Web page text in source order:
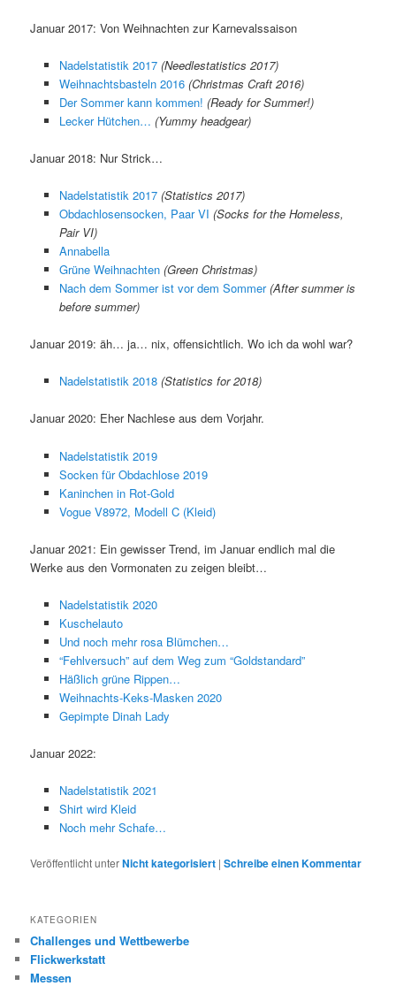
Januar 2017: Von Weihnachten zur Karnevalssaison
Nadelstatistik 2017 (Needlestatistics 2017)
Weihnachtsbasteln 2016 (Christmas Craft 2016)
Der Sommer kann kommen! (Ready for Summer!)
Lecker Hütchen… (Yummy headgear)
Januar 2018: Nur Strick…
Nadelstatistik 2017 (Statistics 2017)
Obdachlosensocken, Paar VI (Socks for the Homeless,
Pair VI)
Annabella
Grüne Weihnachten (Green Christmas)
Nach dem Sommer ist vor dem Sommer (After summer is
before summer)
Januar 2019: äh… ja… nix, offensichtlich. Wo ich da wohl war?
Nadelstatistik 2018 (Statistics for 2018)
Januar 2020: Eher Nachlese aus dem Vorjahr.
Nadelstatistik 2019
Socken für Obdachlose 2019
Kaninchen in Rot-Gold
Vogue V8972, Modell C (Kleid)
Januar 2021: Ein gewisser Trend, im Januar endlich mal die
Werke aus den Vormonaten zu zeigen bleibt…
Nadelstatistik 2020
Kuschelauto
Und noch mehr rosa Blümchen…
“Fehlversuch” auf dem Weg zum “Goldstandard”
Häßlich grüne Rippen…
Weihnachts-Keks-Masken 2020
Gepimpte Dinah Lady
Januar 2022:
Nadelstatistik 2021
Shirt wird Kleid
Noch mehr Schafe…
Veröffentlicht unterNicht kategorisiert |Schreibe einen Kommentar
KATEGORIEN
Challenges und Wettbewerbe
Flickwerkstatt
Messen